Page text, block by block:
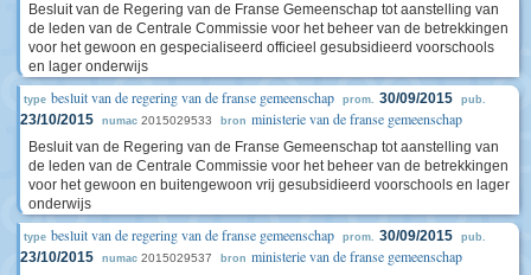
Besluit van de Regering van de Franse Gemeenschap tot aanstelling van
de leden van de Centrale Commissie voor het beheer van de betrekkingen
voor het gewoon en gespecialiseerd officieel gesubsidieerd voorschools
en lager onderwijs
type besluit van de regering van de franse gemeenschap prom. 30/09/2015 pub.
23/10/2015 numac 2015029533 bron ministerie van de franse gemeenschap
Besluit van de Regering van de Franse Gemeenschap tot aanstelling van
de leden van de Centrale Commissie voor het beheer van de betrekkingen
voor het gewoon en buitengewoon vrij gesubsidieerd voorschools en lager
onderwijs
type besluit van de regering van de franse gemeenschap prom. 30/09/2015 pub.
23/10/2015 numac 2015029537 bron ministerie van de franse gemeenschap